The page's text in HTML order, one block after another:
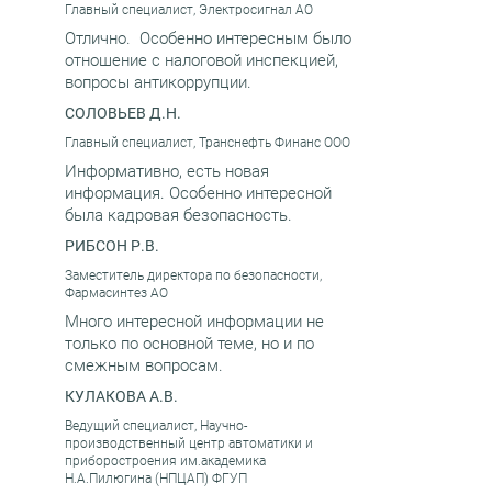
Главный специалист, Электросигнал АО
Отлично. Особенно интересным было
отношение с налоговой инспекцией,
вопросы антикоррупции.
СОЛОВЬЕВ Д.Н.
Главный специалист, Транснефть Финанс ООО
Информативно, есть новая
информация. Особенно интересной
была кадровая безопасность.
РИБСОН Р.В.
Заместитель директора по безопасности,
Фармасинтез АО
Много интересной информации не
только по основной теме, но и по
смежным вопросам.
КУЛАКОВА А.В.
Ведущий специалист, Научно-
производственный центр автоматики и
приборостроения им.академика
Н.А.Пилюгина (НПЦАП) ФГУП